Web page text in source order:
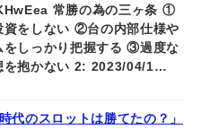
常勝の為の三ヶ条 ①
資をしない ②台の内部仕様や
をしっかり把握する ③過度な
を抱かない 2: 2023/04/1…
代のスロットは勝てたの？」